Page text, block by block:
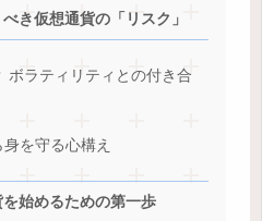
き仮想通貨の「リスク」
ボラティリティとの付き合
を守る心構え
始めるための第一歩